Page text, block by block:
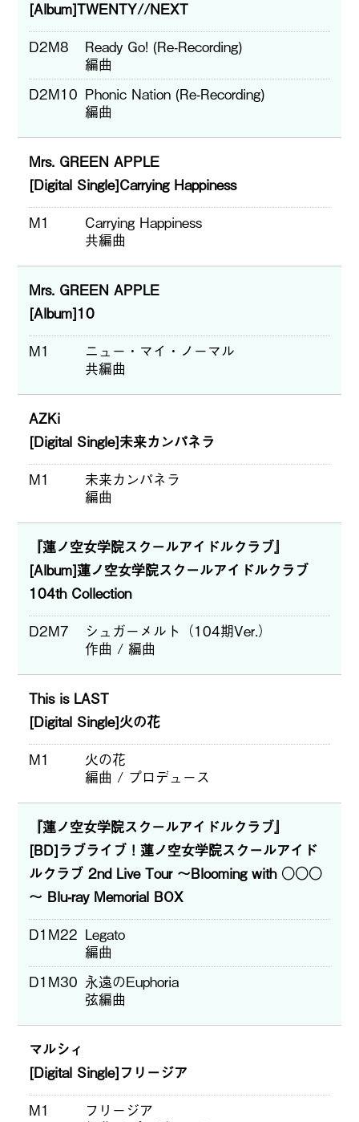
[Album]TWENTY//NEXT
D2M8
Ready Go! (Re-Recording)
編曲
D2M10 Phonic Nation (Re-Recording)
編曲
Mrs. GREEN APPLE
[Digital Single]Carrying Happiness
M1
Carrying Happiness
共編曲
Mrs. GREEN APPLE
[Album]10
M1
ニュー・マイ・ノーマル
共編曲
AZKi
[Digital Single]未来カンパネラ
M1
未来カンパネラ
編曲
『蓮ノ空女学院スクールアイドルクラブ』
[Album]蓮ノ空女学院スクールアイドルクラブ
104th Collection
D2M7
シュガーメルト（104期Ver.）
作曲 / 編曲
This is LAST
[Digital Single]火の花
M1
火の花
編曲 / プロデュース
『蓮ノ空女学院スクールアイドルクラブ』
[BD]ラブライブ！蓮ノ空女学院スクールアイド
ルクラブ 2nd Live Tour ～Blooming with ○○○
～ Blu-ray Memorial BOX
D1M22 Legato
編曲
D1M30 永遠のEuphoria
弦編曲
マルシィ
[Digital Single]フリージア
M1
フリージア